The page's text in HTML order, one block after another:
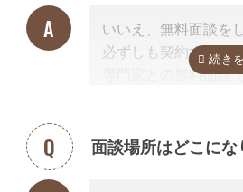
場合でも、ご自宅や
等まで出張費無料で
安心ください。
いいえ、無料面談を
必ずしも契約する必
専門家との無料面談
提示させて頂きます
面談場所はどこにな